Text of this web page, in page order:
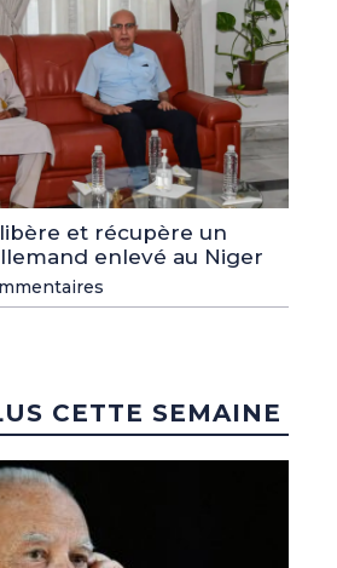
libère et récupère un
enlevé au Niger
CETTE SEMAINE